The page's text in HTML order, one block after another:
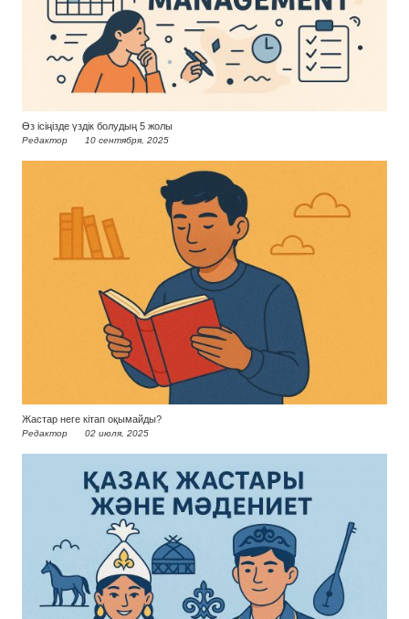
Өз ісіңізде үздік болудың 5 жолы
Редактор 10 сентября, 2025
Жастар неге кітап оқымайды?
Редактор 02 июля, 2025